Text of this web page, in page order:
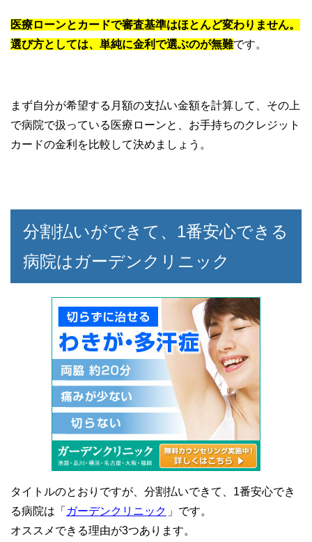
医療ローンとカードで審査基準はほとんど変わりません。
選び方としては、単純に金利で選ぶのが無難です。
まず自分が希望する月額の支払い金額を計算して、その上
で病院で扱っている医療ローンと、お手持ちのクレジット
カードの金利を比較して決めましょう。
分割払いができて、1番安心できる
病院はガーデンクリニック
タイトルのとおりですが、分割払いできて、1番安心でき
る病院は「 ガーデンクリニック 」です。
オススメできる理由が3つあります。